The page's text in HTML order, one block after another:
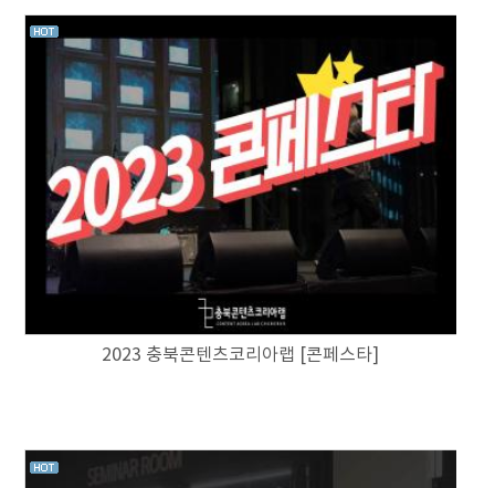
2023 충북콘텐츠코리아랩 [콘페스타]